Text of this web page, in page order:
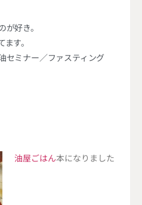
好き。
す。
セミナー／ファスティング
油屋ごはん本になりました